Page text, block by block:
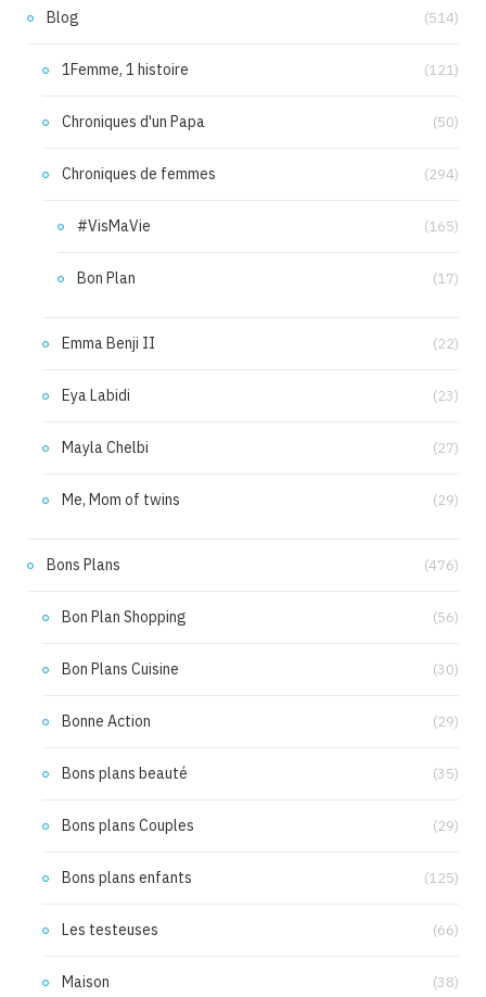
Blog (514)
1Femme, 1 histoire (121)
Chroniques d'un Papa (50)
Chroniques de femmes (294)
#VisMaVie (165)
Bon Plan (17)
Emma Benji II (22)
Eya Labidi (23)
Mayla Chelbi (27)
Me, Mom of twins (29)
Bons Plans (476)
Bon Plan Shopping (56)
Bon Plans Cuisine (30)
Bonne Action (29)
Bons plans beauté (35)
Bons plans Couples (29)
Bons plans enfants (125)
Les testeuses (66)
Maison (38)